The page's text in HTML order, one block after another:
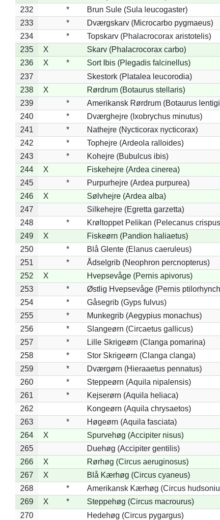
232
*
Brun Sule (Sula leucogaster)
233
*
Dværgskarv (Microcarbo pygmaeus)
234
*
Topskarv (Phalacrocorax aristotelis)
235
X
Skarv (Phalacrocorax carbo)
236
X *
Sort Ibis (Plegadis falcinellus)
237
Skestork (Platalea leucorodia)
238
X
Rørdrum (Botaurus stellaris)
239
*
Amerikansk Rørdrum (Botaurus
240
*
Dværghejre (Ixobrychus minutus)
241
*
Nathejre (Nycticorax nycticorax)
242
*
Tophejre (Ardeola ralloides)
243
*
Kohejre (Bubulcus ibis)
244
X
Fiskehejre (Ardea cinerea)
245
*
Purpurhejre (Ardea purpurea)
246
X
Sølvhejre (Ardea alba)
247
Silkehejre (Egretta garzetta)
248
*
Krøltoppet Pelikan (Pelecanus
249
X
Fiskeørn (Pandion haliaetus)
250
*
Blå Glente (Elanus caeruleus)
251
*
Ådselgrib (Neophron percnopterus)
252
X
Hvepsevåge (Pernis apivorus)
253
*
Østlig Hvepsevåge (Pernis
254
*
Gåsegrib (Gyps fulvus)
255
*
Munkegrib (Aegypius monachus)
256
*
Slangeørn (Circaetus gallicus)
257
*
Lille Skrigeørn (Clanga pomarina)
258
*
Stor Skrigeørn (Clanga clanga)
259
*
Dværgørn (Hieraaetus pennatus)
260
*
Steppeørn (Aquila nipalensis)
261
*
Kejserørn (Aquila heliaca)
262
Kongeørn (Aquila chrysaetos)
263
*
Høgeørn (Aquila fasciata)
264
X
Spurvehøg (Accipiter nisus)
265
Duehøg (Accipiter gentilis)
266
X
Rørhøg (Circus aeruginosus)
267
X
Blå Kærhøg (Circus cyaneus)
268
*
Amerikansk Kærhøg (Circus
269
X *
Steppehøg (Circus macrourus)
270
Hedehøg (Circus pygargus)